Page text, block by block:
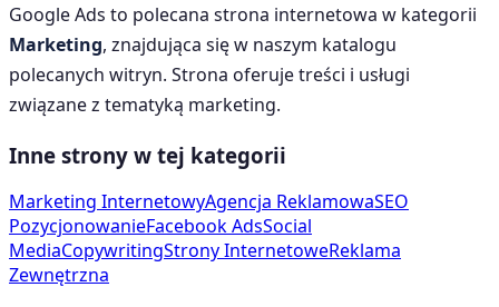
Google Ads to polecana strona internetowa w kategorii
Marketing, znajdująca się w naszym katalogu
polecanych witryn. Strona oferuje treści i usługi
związane z tematyką marketing.
Inne strony w tej kategorii
Marketing InternetowyAgencja ReklamowaSEO
PozycjonowanieFacebook AdsSocial
MediaCopywritingStrony InternetoweReklama
Zewnętrzna